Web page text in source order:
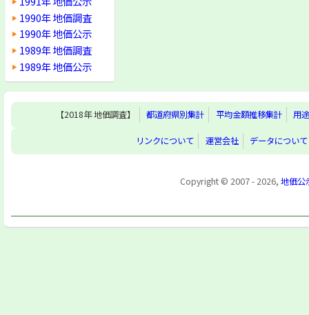
1990年 地価調査
1990年 地価公示
1989年 地価調査
1989年 地価公示
【2018年 地価調査】 都道府県別集計 平均金額推移集計 用
リンクについて 運営会社 データについて
Copyright © 2007 - 2026, 地価公